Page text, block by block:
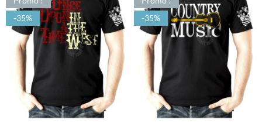
-35%
-35%